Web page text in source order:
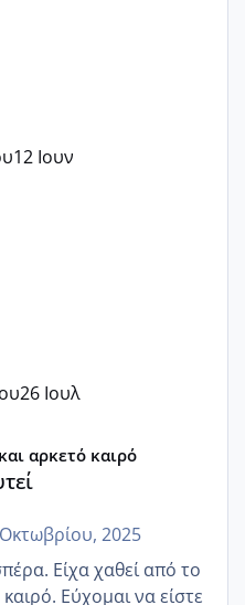
12 Ιουν
26 Ιουλ
αρκετό καιρό
2025
Είχα χαθεί από το
Εύχομαι να είστε